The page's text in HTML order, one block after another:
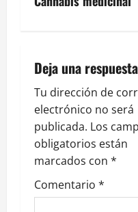
ó
n
d
e
e
Deja una respuesta
Tu dirección de
electrónico no será
publicada. Los
obligatorios están
marcados con *
Comentario *